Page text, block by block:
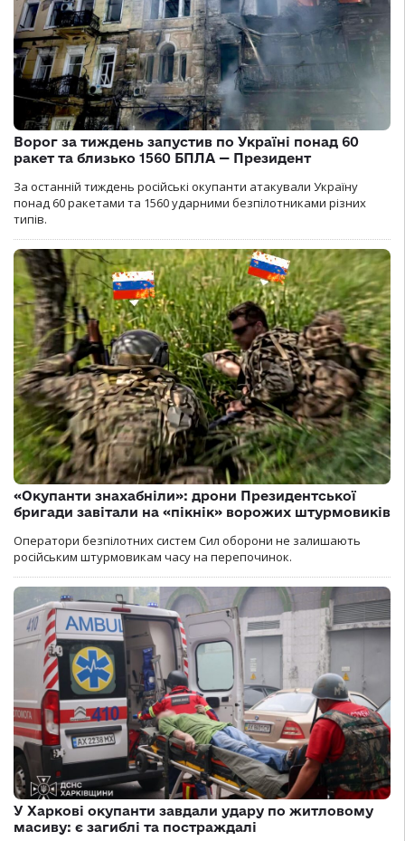
Ворог за тиждень запустив по Україні понад 60
ракет та близько 1560 БПЛА — Президент
За останній тиждень російські окупанти атакували Україну
понад 60 ракетами та 1560 ударними безпілотниками різних
типів.
«Окупанти знахабніли»: дрони Президентської
бригади завітали на «пікнік» ворожих штурмовиків
Оператори безпілотних систем Сил оборони не залишають
російським штурмовикам часу на перепочинок.
У Харкові окупанти завдали удару по житловому
масиву: є загиблі та постраждалі